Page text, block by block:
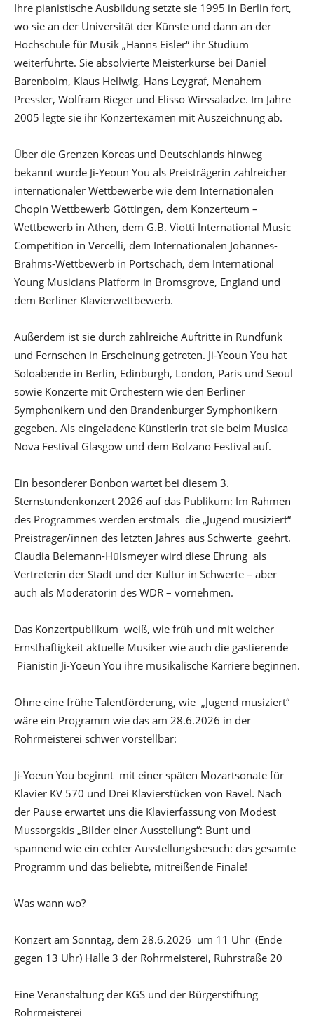
Ihre pianistische Ausbildung setzte sie 1995 in Berlin fort,
wo sie an der Universität der Künste und dann an der
Hochschule für Musik „Hanns Eisler“ ihr Studium
weiterführte. Sie absolvierte Meisterkurse bei Daniel
Barenboim, Klaus Hellwig, Hans Leygraf, Menahem
Pressler, Wolfram Rieger und Elisso Wirssaladze. Im Jahre
2005 legte sie ihr Konzertexamen mit Auszeichnung ab.
Über die Grenzen Koreas und Deutschlands hinweg
bekannt wurde Ji-Yeoun You als Preisträgerin zahlreicher
internationaler Wettbewerbe wie dem Internationalen
Chopin Wettbewerb Göttingen, dem Konzerteum –
Wettbewerb in Athen, dem G.B. Viotti International Music
Competition in Vercelli, dem Internationalen Johannes-
Brahms-Wettbewerb in Pörtschach, dem International
Young Musicians Platform in Bromsgrove, England und
dem Berliner Klavierwettbewerb.
Außerdem ist sie durch zahlreiche Auftritte in Rundfunk
und Fernsehen in Erscheinung getreten. Ji-Yeoun You hat
Soloabende in Berlin, Edinburgh, London, Paris und Seoul
sowie Konzerte mit Orchestern wie den Berliner
Symphonikern und den Brandenburger Symphonikern
gegeben. Als eingeladene Künstlerin trat sie beim Musica
Nova Festival Glasgow und dem Bolzano Festival auf.
Ein besonderer Bonbon wartet bei diesem 3.
Sternstundenkonzert 2026 auf das Publikum: Im Rahmen
des Programmes werden erstmals die „Jugend musiziert“
Preisträger/innen des letzten Jahres aus Schwerte geehrt.
Claudia Belemann-Hülsmeyer wird diese Ehrung als
Vertreterin der Stadt und der Kultur in Schwerte – aber
auch als Moderatorin des WDR – vornehmen.
Das Konzertpublikum weiß, wie früh und mit welcher
Ernsthaftigkeit aktuelle Musiker wie auch die gastierende
Pianistin Ji-Yoeun You ihre musikalische Karriere beginnen.
Ohne eine frühe Talentförderung, wie „Jugend musiziert“
wäre ein Programm wie das am 28.6.2026 in der
Rohrmeisterei schwer vorstellbar:
Ji-Yoeun You beginnt mit einer späten Mozartsonate für
Klavier KV 570 und Drei Klavierstücken von Ravel. Nach
der Pause erwartet uns die Klavierfassung von Modest
Mussorgskis „Bilder einer Ausstellung“: Bunt und
spannend wie ein echter Ausstellungsbesuch: das gesamte
Programm und das beliebte, mitreißende Finale!
Was wann wo?
Konzert am Sonntag, dem 28.6.2026 um 11 Uhr (Ende
gegen 13 Uhr) Halle 3 der Rohrmeisterei, Ruhrstraße 20
Eine Veranstaltung der KGS und der Bürgerstiftung
Rohrmeisterei